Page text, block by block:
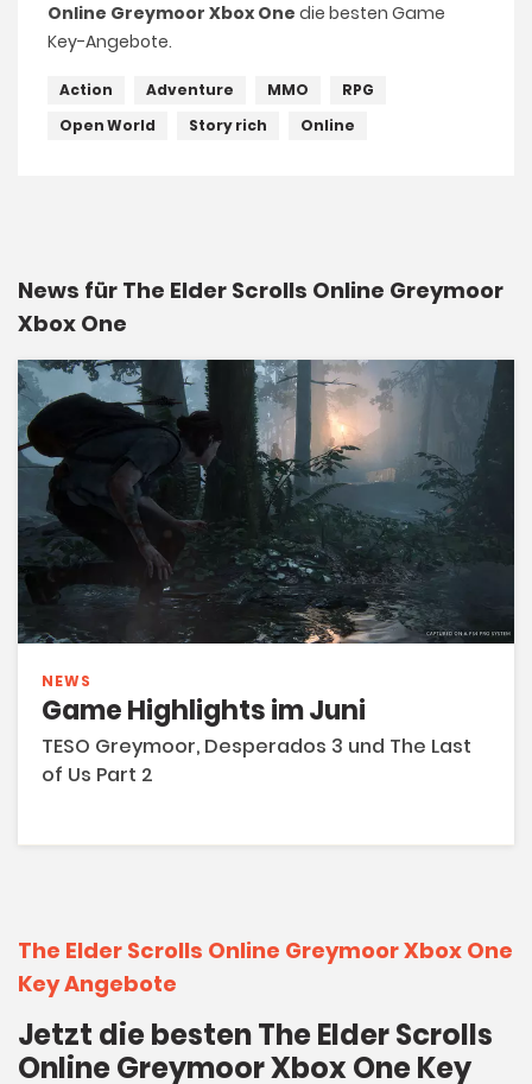
Online Greymoor Xbox One die besten Game
Key-Angebote.
Action Adventure MMO
RPG
Open World
Story rich Online
News für The Elder Scrolls Online Greymoor
Xbox One
NEWS
Game Highlights im Juni
TESO Greymoor, Desperados 3 und The Last
of Us Part 2
The Elder Scrolls Online Greymoor Xbox One
Key Angebote
Jetzt die besten The Elder Scrolls
Online Greymoor Xbox One Key